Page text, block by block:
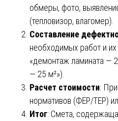
обмеры, фото,
(тепловизор, влагомер).
Составление
необходимых работ и
«демонтаж ламината —
— 25 м²»).
Расчет стоимости:
нормативов (ФЕР/ТЕР)
Итог: Смета,